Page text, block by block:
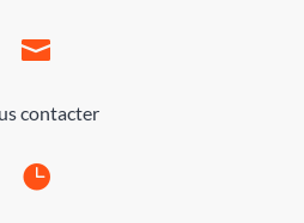

contacter
